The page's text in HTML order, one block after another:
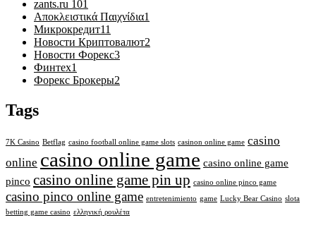
zants.ru 101
Αποκλειστικά Παιχνίδια1
Микрокредит11
Новости Криптовалют2
Новости Форекс3
Финтех1
Форекс Брокеры2
Tags
7K Casino Betflag casino football online game slots casinon online game casino
online casino online game casino online game
pinco casino online game pin up casino online pinco game
casino pinco online game entretenimiento game Lucky Bear Casino slota
betting game casino ελληνική ρουλέτα